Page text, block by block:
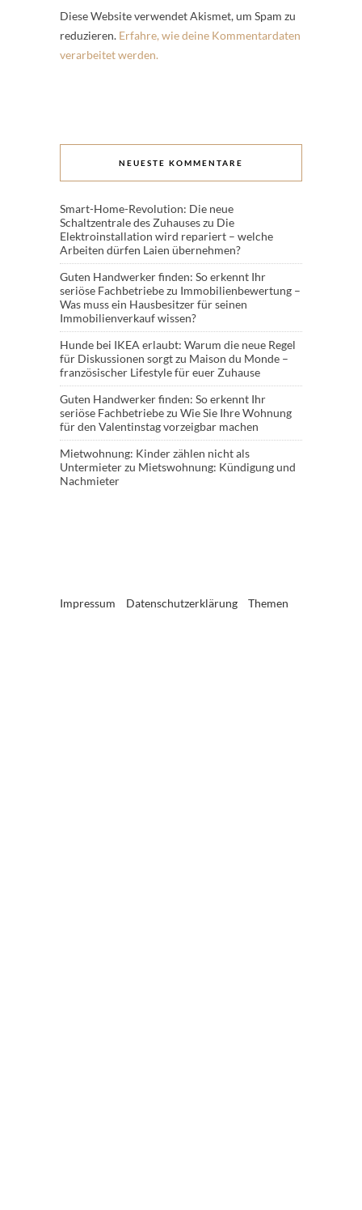
Diese Website verwendet Akismet, um Spam zu
reduzieren. Erfahre, wie deine Kommentardaten
verarbeitet werden.
NEUESTE KOMMENTARE
Smart-Home-Revolution: Die neue
Schaltzentrale des Zuhauseszu Die
Elektroinstallation wird repariert – welche
Arbeiten dürfen Laien übernehmen?
Guten Handwerker finden: So erkennt Ihr
seriöse Fachbetriebezu Immobilienbewertung –
Was muss ein Hausbesitzer für seinen
Immobilienverkauf wissen?
Hunde bei IKEA erlaubt: Warum die neue Regel
für Diskussionen sorgtzu Maison du Monde –
französischer Lifestyle für euer Zuhause
Guten Handwerker finden: So erkennt Ihr
seriöse Fachbetriebezu Wie Sie Ihre Wohnung
für den Valentinstag vorzeigbar machen
Mietwohnung: Kinder zählen nicht als
Untermieterzu Mietswohnung: Kündigung und
Nachmieter
Impressum Datenschutzerklärung Themen